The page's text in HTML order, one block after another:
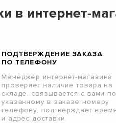
в интернет-
ПОДТВЕРЖДЕНИЕ ЗАКАЗА
ПО ТЕЛЕФОНУ
Менеджер интернет-магазина
проверяет наличие товара на
складе, связывается с вами по
указанному в заказе номеру
телефону, подтверждает время
и адрес доставки.